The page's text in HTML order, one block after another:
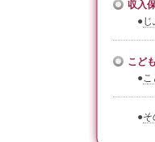
収入
●
こど
●こ
●そ